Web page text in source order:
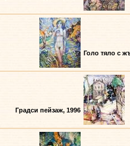
Голо тяло с
Градси пейзаж, 1996